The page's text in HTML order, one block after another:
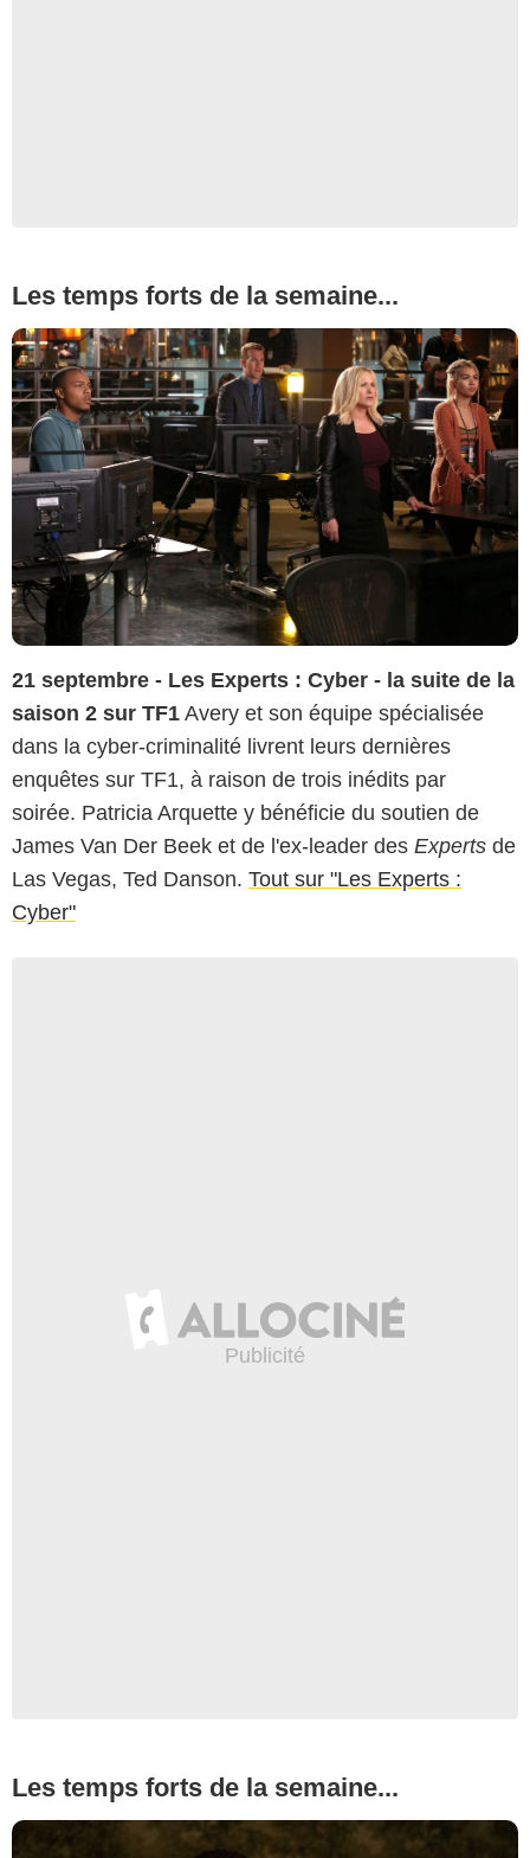
Les temps forts de la semaine...
21 septembre - Les Experts : Cyber - la suite de la
saison 2 sur TF1 Avery et son équipe spécialisée
dans la cyber-criminalité livrent leurs dernières
enquêtes sur TF1, à raison de trois inédits par
soirée. Patricia Arquette y bénéficie du soutien de
James Van Der Beek et de l'ex-leader des Experts de
Las Vegas, Ted Danson. Tout sur "Les Experts :
Cyber"
Les temps forts de la semaine...